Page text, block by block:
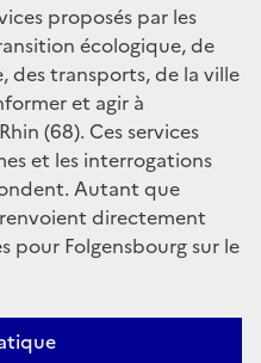
proposés par les
écologique, de
des transports, de la ville
et agir à
(68). Ces services
et les interrogations
Autant que
directement
pour Folgensbourg sur le